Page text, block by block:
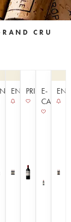
CRU
ENCHÈRE
PRIMEUR
E-
CAVISTE